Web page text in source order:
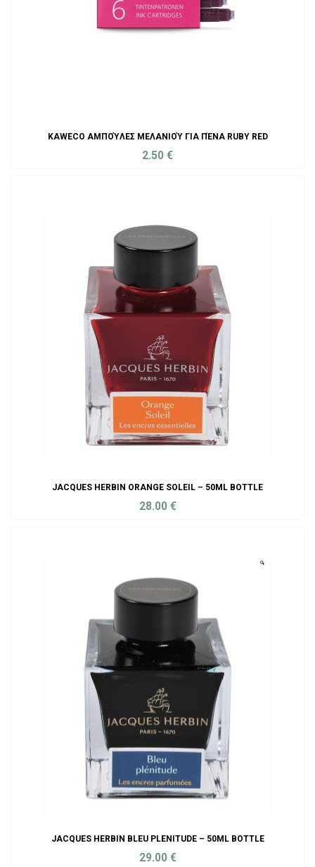
KAWECO ΑΜΠΟΎΛΕΣ ΜΕΛΑΝΙΟΎ ΓΙΑ ΠΈΝΑ RUBY RED
2.50 €
JACQUES HERBIN ORANGE SOLEIL – 50ML BOTTLE
28.00 €
JACQUES HERBIN BLEU PLENITUDE – 50ML BOTTLE
29.00 €